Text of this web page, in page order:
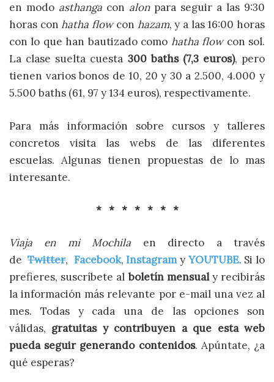
en modo asthanga con alonpara seguir a las 9:30
horas conhatha flowcon hazam, y a las 16:00 horas
con lo que han bautizado como hatha flowcon sol.
La clase suelta cuesta 300 baths (7,3 euros), pero
tienen varios bonos de 10, 20 y 30 a 2.500, 4.000 y
5.500 baths (61, 97 y 134 euros), respectivamente.
Para más información sobre cursos y talleres
concretos visita las webs de las diferentes
escuelas. Algunas tienen propuestas de lo mas
interesante.
* * * * * * *
Viaja en mi Mochila en directo a través
deTwitter, Facebook,Instagramy YOUTUBE. Si lo
prefieres, suscríbete al boletín mensualy recibirás
la información más relevante por e-mail una vez al
mes. Todas y cada una de las opciones son
válidas, gratuitas y contribuyen a que esta web
pueda seguir generando contenidos. Apúntate, ¿a
qué esperas?